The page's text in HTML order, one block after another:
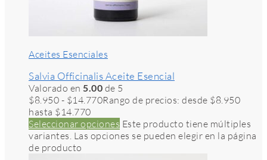
Aceites Esenciales
Salvia Officinalis Aceite Esencial
Valorado en 5.00 de 5
$8.950 - $14.770Rango de precios: desde $8.950
hasta $14.770
Seleccionar opciones Este producto tiene múltiples
variantes. Las opciones se pueden elegir en la página
de producto